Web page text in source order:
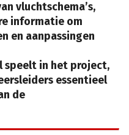
vluchtschema’s,
informatie om
en aanpassingen
speelt in het project,
essentieel
de